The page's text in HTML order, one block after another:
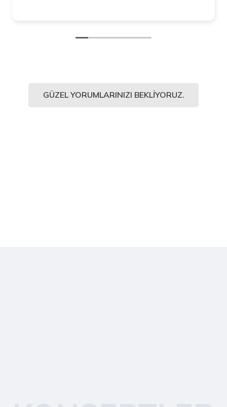
GÜZEL YORUMLARINIZI BEKLIYORUZ.